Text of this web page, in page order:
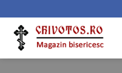
to
content